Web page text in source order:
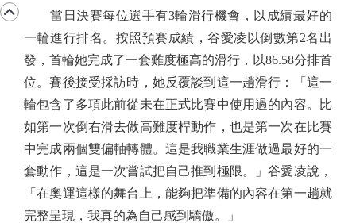
當日決賽每位選手有3輪滑行機會，以成績最好的
一輪進行排名。按照預賽成績，谷愛凌以倒數第2名出
發，首輪她完成了一套難度極高的滑行，以86.58分排首
位。賽後接受採訪時，她反覆談到這一趟滑行：「這一
輪包含了多項此前從未在正式比賽中使用過的內容。比
如第一次倒右滑去做高難度桿動作，也是第一次在比賽
中完成兩個雙偏軸轉體。這是我職業生涯做過最好的一
套動作，這是一次嘗試把自己推到極限。」谷愛凌說，
「在奧運這樣的舞台上，能夠把準備的內容在第一趟就
完整呈現，我真的為自己感到驕傲。」